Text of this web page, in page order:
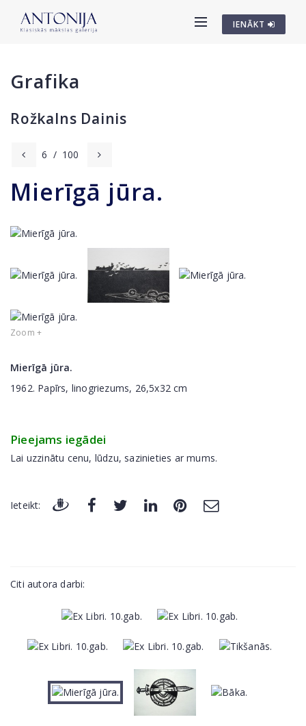
IENĀKT
Grafika
Rožkalns Dainis
6 / 100
Mierīgā jūra.
Zoom +
Mierīgā jūra.
1962. Papīrs, linogriezums, 26,5x32 cm
Pieejams iegādei
Lai uzzinātu cenu, lūdzu, sazinieties ar mums.
Ieteikt:
Citi autora darbi: